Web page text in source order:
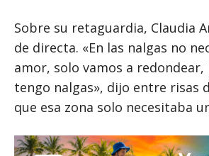
Sobre su retaguardia, Claudia
de directa. «En las nalgas no
amor, solo vamos a redondear,
tengo nalgas», dijo entre risas
que esa zona solo necesitaba